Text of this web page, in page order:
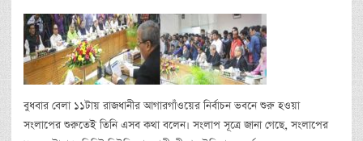
বুধবার বেলা ১১টায় রাজধানীর আগারগাঁওয়ের নির্বাচন ভবনে শুরু হওয়া
সংলাপের শুরুতেই তিনি এসব কথা বলেন। সংলাপ সূত্রে জানা গেছে, সংলাপের